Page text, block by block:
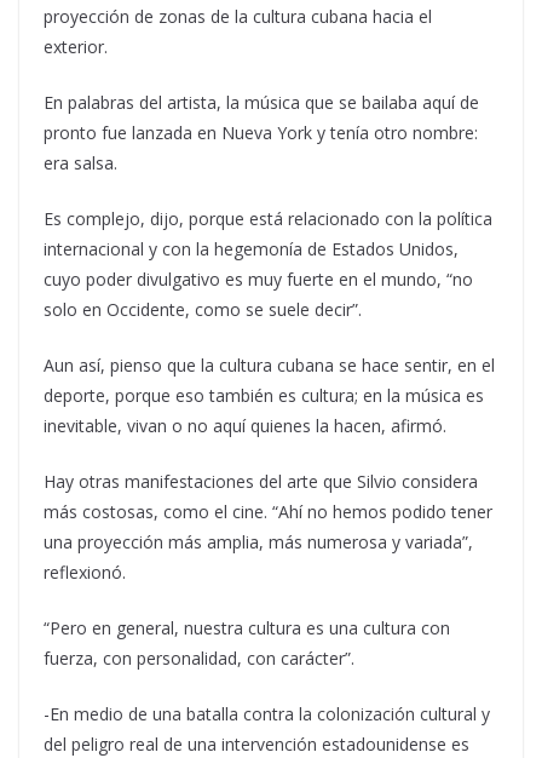
proyección de zonas de la cultura cubana hacia el
exterior.
En palabras del artista, la música que se bailaba aquí de
pronto fue lanzada en Nueva York y tenía otro nombre:
era salsa.
Es complejo, dijo, porque está relacionado con la política
internacional y con la hegemonía de Estados Unidos,
cuyo poder divulgativo es muy fuerte en el mundo, “no
solo en Occidente, como se suele decir”.
Aun así, pienso que la cultura cubana se hace sentir, en el
deporte, porque eso también es cultura; en la música es
inevitable, vivan o no aquí quienes la hacen, afirmó.
Hay otras manifestaciones del arte que Silvio considera
más costosas, como el cine. “Ahí no hemos podido tener
una proyección más amplia, más numerosa y variada”,
reflexionó.
“Pero en general, nuestra cultura es una cultura con
fuerza, con personalidad, con carácter”.
-En medio de una batalla contra la colonización cultural y
del peligro real de una intervención estadounidense es